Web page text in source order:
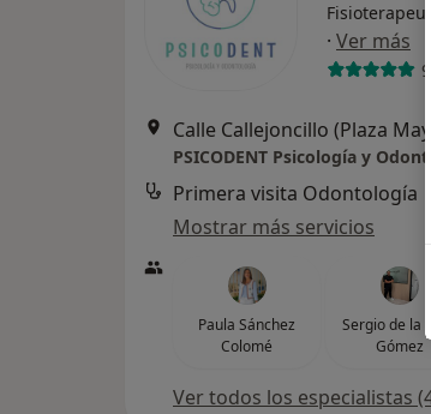
· Ver más
PSICODENT Psicología y
Primera visita Odontología
Mostrar más servicios
Paula Sánchez
Colomé
Sergio de la
Gómez
Ver todos los especialistas